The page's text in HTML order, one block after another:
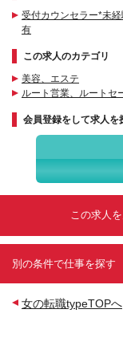
受付カウンセラー*未
有
この求人のカテゴリ
美容、エステ
ルート営業、ルートセ
会員登録をして求人を
この求人
別の条件で仕事を探す
女の転職typeTOPへ